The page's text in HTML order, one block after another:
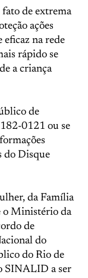
fato de extrema
ações
eficaz na rede
rápido se
a criança
de
0121 ou se
do Disque
da Família
o Ministério da
de
do
do Rio de
SINALID a ser